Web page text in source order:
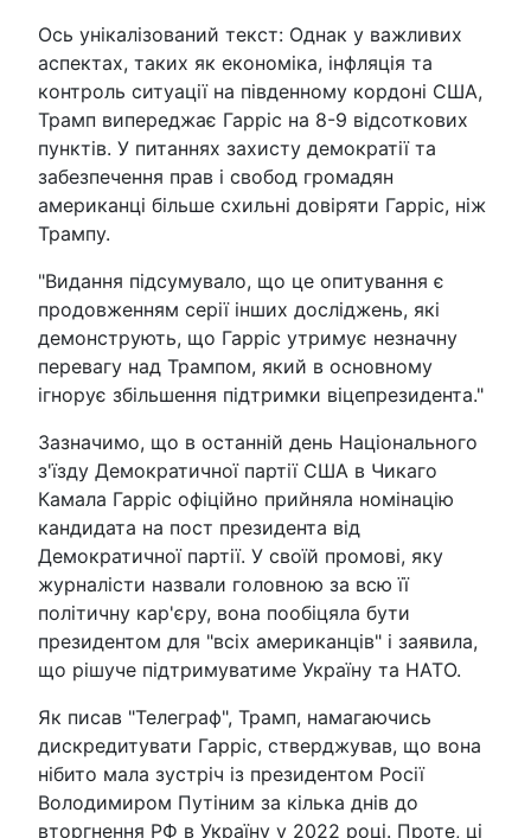
Ось унікалізований текст: Однак у важливих
аспектах, таких як економіка, інфляція та
контроль ситуації на південному кордоні США,
Трамп випереджає Гарріс на 8-9 відсоткових
пунктів. У питаннях захисту демократії та
забезпечення прав і свобод громадян
американці більше схильні довіряти Гарріс, ніж
Трампу.
"Видання підсумувало, що це опитування є
продовженням серії інших досліджень, які
демонструють, що Гарріс утримує незначну
перевагу над Трампом, який в основному
ігнорує збільшення підтримки віцепрезидента."
Зазначимо, що в останній день Національного
з'їзду Демократичної партії США в Чикаго
Камала Гарріс офіційно прийняла номінацію
кандидата на пост президента від
Демократичної партії. У своїй промові, яку
журналісти назвали головною за всю її
політичну кар'єру, вона пообіцяла бути
президентом для "всіх американців" і заявила,
що рішуче підтримуватиме Україну та НАТО.
Як писав "Телеграф", Трамп, намагаючись
дискредитувати Гарріс, стверджував, що вона
нібито мала зустріч із президентом Росії
Володимиром Путіним за кілька днів до
вторгнення РФ в Україну у 2022 році. Проте, ці